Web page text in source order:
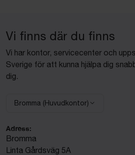
Vi finns där du finns
Vi har kontor, servicecenter och
Sverige för att kunna hjälpa dig
dig.
Välj anläggning:
Bromma (Huvudkontor)
Adress:
Bromma
Linta Gårdsväg 5A